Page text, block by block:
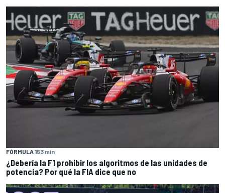
FÓRMULA 153 min
¿Debería la F1 prohibir los algoritmos de las unidades de
potencia? Por qué la FIA dice que no